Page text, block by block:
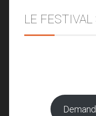
LE FESTIVAL